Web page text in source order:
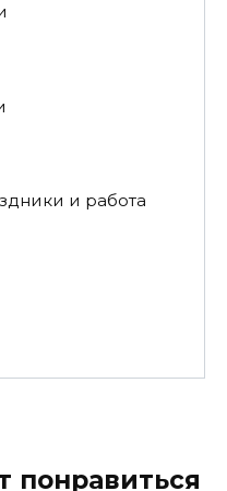
и работа
понравиться